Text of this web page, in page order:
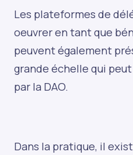
Les plateformes de
oeuvrer en tant que
peuvent également
grande échelle qui
par la DAO.
Dans la pratique, il